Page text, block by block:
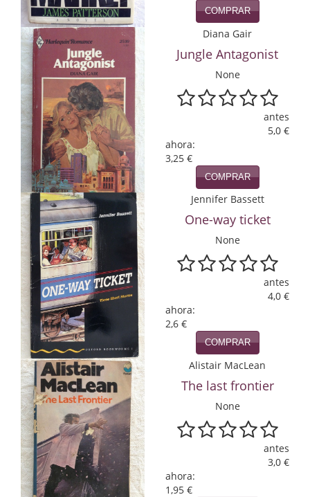
Física y Química
Física y química
Guerra Civil Española
Historia
historia
Infantil y juvenil
Infantil y juvenil. Nuevo!!
Infantil y juvenil. Nuevo!!!
Informática
Literatura fantástica
Literatura hispanoamericana
Local
Mafia y espionaje
Matemáticas
Medicina
Música
Naturaleza
COMPRAR
Diana Gair
Jungle Antagonist
None
antes
5,0 €
ahora:
3,25 €
COMPRAR
Jennifer Bassett
One-way ticket
None
antes
4,0 €
ahora:
2,6 €
COMPRAR
Alistair MacLean
The last frontier
None
antes
3,0 €
ahora:
1,95 €